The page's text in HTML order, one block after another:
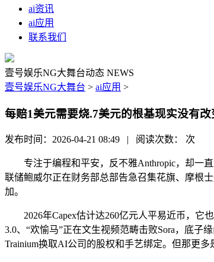
ai资讯
ai应用
联系我们
壹号娱乐NG大舞台动态 NEWS
壹号娱乐NG大舞台 > ai应用 >
每赔1美元需要烧.7美元的根基现实没有改
发布时间：2026-04-21 08:49 | 阅读次数： 次
专注于编程和平安，反不雅Anthropic，却一直
联储鲍威尔正在财务部总部告急召集花旗、摩根
加。
2026年Capex估计达260亿元人平易近币，它也
3.0、“欢愉马”正在文生视频范畴击败Sora，底
Trainium换取AI公司的股权和手艺绑定。但那更多